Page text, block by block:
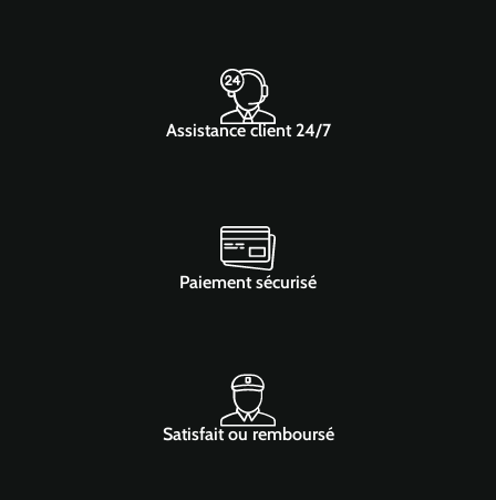
Assistance client 24/7
Paiement sécurisé
Satisfait ou remboursé